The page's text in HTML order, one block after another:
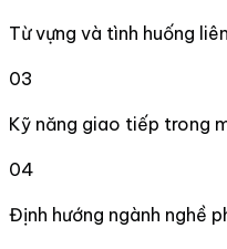
Từ vựng và tình huống
03
Kỹ năng giao tiếp trong
04
Định hướng ngành nghề